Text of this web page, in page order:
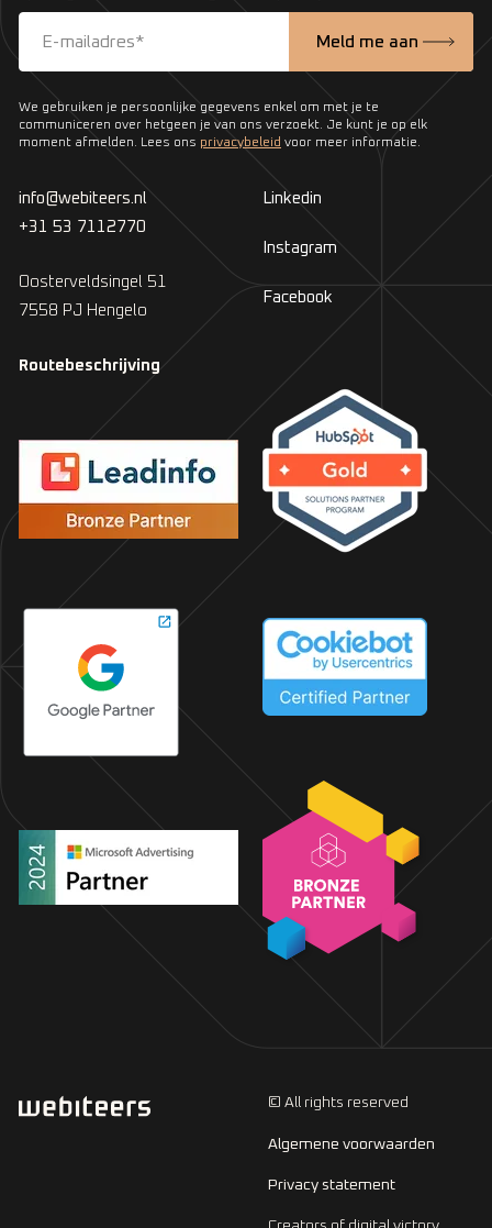
We gebruiken je persoonlijke gegevens enkel om met je te
communiceren over hetgeen je van ons verzoekt. Je kunt je op elk
moment afmelden. Lees ons privacybeleid voor meer informatie.
info@webiteers.nl
+31 53 7112770
Oosterveldsingel 51
7558 PJ Hengelo
Routebeschrijving
Linkedin
Instagram
Facebook
© All rights reserved
Algemene voorwaarden
Privacy statement